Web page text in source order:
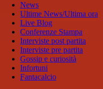
News
Ultime News/Ultima ora
Live Blog
Conferenze Stampa
Interviste post partita
Interviste pre partita
Gossip e curiosità
Infortuni
Fantacalcio